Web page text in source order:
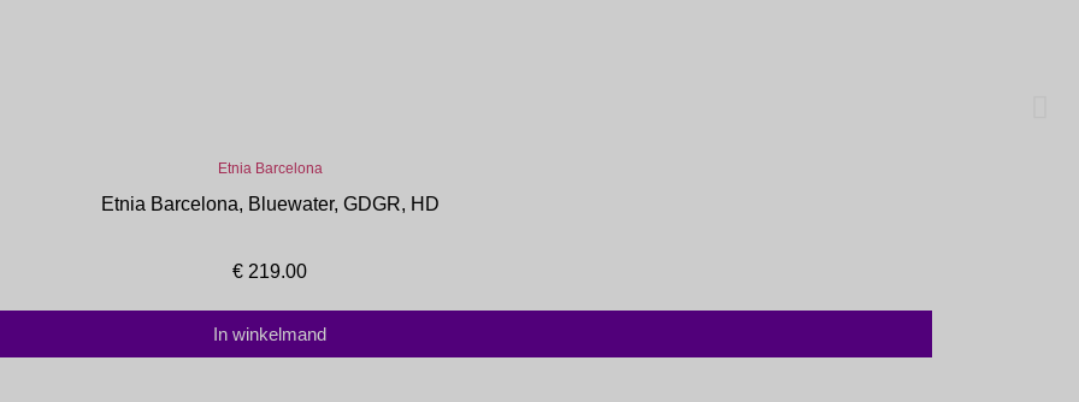
Etnia Barcelona
Etnia Barcelona, Bluewater, GDGR, HD
€ 219.00
In winkelmand